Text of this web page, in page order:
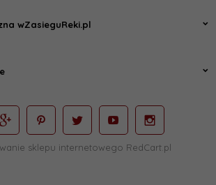
wZasieguReki.pl
sklepu internetowego RedCart.pl